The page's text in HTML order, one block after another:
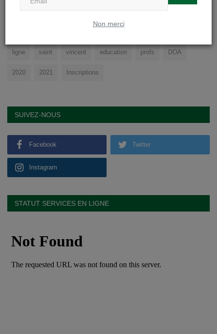
Non merci
TAGS
ligne saint vincent education profs DOA
2020 2021 Inscriptions
SUIVEZ-NOUS
Facebook Twitter
Instagram
STATUT SERVICES EN LIGNE